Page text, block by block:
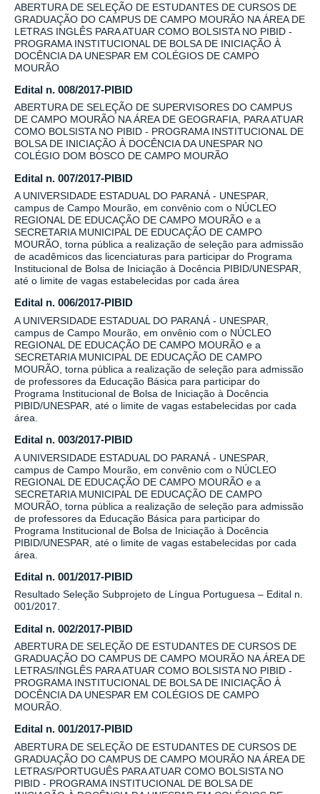
ABERTURA DE SELEÇÃO DE ESTUDANTES DE CURSOS DE
GRADUAÇÃO DO CAMPUS DE CAMPO MOURÃO NA ÁREA DE
LETRAS INGLÊS PARA ATUAR COMO BOLSISTA NO PIBID -
PROGRAMA INSTITUCIONAL DE BOLSA DE INICIAÇÃO À
DOCÊNCIA DA UNESPAR EM COLÉGIOS DE CAMPO
MOURÃO
Edital n. 008/2017-PIBID
ABERTURA DE SELEÇÃO DE SUPERVISORES DO CAMPUS
DE CAMPO MOURÃO NA ÁREA DE GEOGRAFIA, PARA ATUAR
COMO BOLSISTA NO PIBID - PROGRAMA INSTITUCIONAL DE
BOLSA DE INICIAÇÃO À DOCÊNCIA DA UNESPAR NO
COLÉGIO DOM BOSCO DE CAMPO MOURÃO
Edital n. 007/2017-PIBID
A UNIVERSIDADE ESTADUAL DO PARANÁ - UNESPAR,
campus de Campo Mourão, em convênio com o NÚCLEO
REGIONAL DE EDUCAÇÃO DE CAMPO MOURÃO e a
SECRETARIA MUNICIPAL DE EDUCAÇÃO DE CAMPO
MOURÃO, torna pública a realização de seleção para admissão
de acadêmicos das licenciaturas para participar do Programa
Institucional de Bolsa de Iniciação à Docência PIBID/UNESPAR,
até o limite de vagas estabelecidas por cada área
Edital n. 006/2017-PIBID
A UNIVERSIDADE ESTADUAL DO PARANÁ - UNESPAR,
campus de Campo Mourão, em onvênio com o NÚCLEO
REGIONAL DE EDUCAÇÃO DE CAMPO MOURÃO e a
SECRETARIA MUNICIPAL DE EDUCAÇÃO DE CAMPO
MOURÃO, torna pública a realização de seleção para admissão
de professores da Educação Básica para participar do
Programa Institucional de Bolsa de Iniciação à Docência
PIBID/UNESPAR, até o limite de vagas estabelecidas por cada
área.
Edital n. 003/2017-PIBID
A UNIVERSIDADE ESTADUAL DO PARANÁ - UNESPAR,
campus de Campo Mourão, em convênio com o NÚCLEO
REGIONAL DE EDUCAÇÃO DE CAMPO MOURÃO e a
SECRETARIA MUNICIPAL DE EDUCAÇÃO DE CAMPO
MOURÃO, torna pública a realização de seleção para admissão
de professores da Educação Básica para participar do
Programa Institucional de Bolsa de Iniciação à Docência
PIBID/UNESPAR, até o limite de vagas estabelecidas por cada
área.
Edital n. 001/2017-PIBID
Resultado Seleção Subprojeto de Língua Portuguesa – Edital n.
001/2017.
Edital n. 002/2017-PIBID
ABERTURA DE SELEÇÃO DE ESTUDANTES DE CURSOS DE
GRADUAÇÃO DO CAMPUS DE CAMPO MOURÃO NA ÁREA DE
LETRAS/INGLÊS PARA ATUAR COMO BOLSISTA NO PIBID -
PROGRAMA INSTITUCIONAL DE BOLSA DE INICIAÇÃO À
DOCÊNCIA DA UNESPAR EM COLÉGIOS DE CAMPO
MOURÃO.
Edital n. 001/2017-PIBID
ABERTURA DE SELEÇÃO DE ESTUDANTES DE CURSOS DE
GRADUAÇÃO DO CAMPUS DE CAMPO MOURÃO NA ÁREA DE
LETRAS/PORTUGUÊS PARA ATUAR COMO BOLSISTA NO
PIBID - PROGRAMA INSTITUCIONAL DE BOLSA DE